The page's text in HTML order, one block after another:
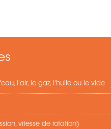
l'air, le gaz, l'huile ou le vide
vitesse de rotation)